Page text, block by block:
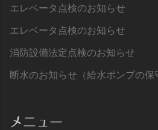
エレベータ点検のお知らせ
エレベータ点検のお知らせ
消防設備法定点検のお知らせ
断水のお知らせ（給水ポンプの保
メニュー